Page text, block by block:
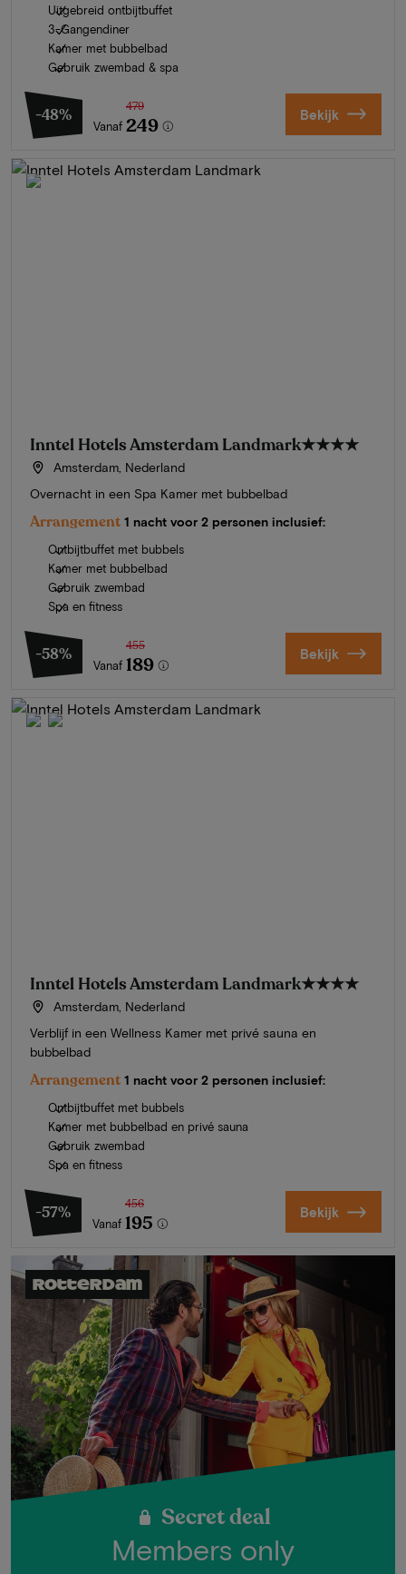
Uitgebreid ontbijtbuffet
3-Gangendiner
Kamer met bubbelbad
Gebruik zwembad & spa
-48%
Vanaf
479
249 Bekijk
Inntel Hotels Amsterdam Landmark★★★★
Amsterdam, Nederland
Overnacht in een Spa Kamer met bubbelbad
Arrangement 1 nacht voor 2 personen inclusief:
Ontbijtbuffet met bubbels
Kamer met bubbelbad
Gebruik zwembad
Spa en fitness
-58%
Vanaf
455
189 Bekijk
Inntel Hotels Amsterdam Landmark★★★★
Amsterdam, Nederland
Verblijf in een Wellness Kamer met privé sauna en
bubbelbad
Arrangement 1 nacht voor 2 personen inclusief:
Ontbijtbuffet met bubbels
Kamer met bubbelbad en privé sauna
Gebruik zwembad
Spa en fitness
-57%
Vanaf
456
195 Bekijk
Rotterdam
Secret deal
Members only